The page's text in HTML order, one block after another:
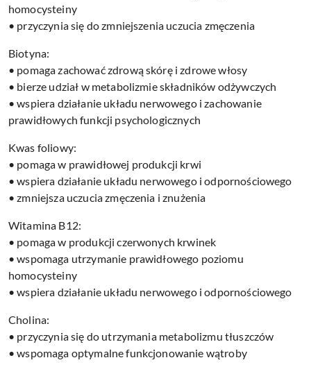
homocysteiny
• przyczynia się do zmniejszenia uczucia zmęczenia
Biotyna:
• pomaga zachować zdrową skórę i zdrowe włosy
• bierze udział w metabolizmie składników odżywczych
• wspiera działanie układu nerwowego i zachowanie
prawidłowych funkcji psychologicznych
Kwas foliowy:
• pomaga w prawidłowej produkcji krwi
• wspiera działanie układu nerwowego i odpornościowego
• zmniejsza uczucia zmęczenia i znużenia
Witamina B12:
• pomaga w produkcji czerwonych krwinek
• wspomaga utrzymanie prawidłowego poziomu
homocysteiny
• wspiera działanie układu nerwowego i odpornościowego
Cholina:
• przyczynia się do utrzymania metabolizmu tłuszczów
• wspomaga optymalne funkcjonowanie wątroby